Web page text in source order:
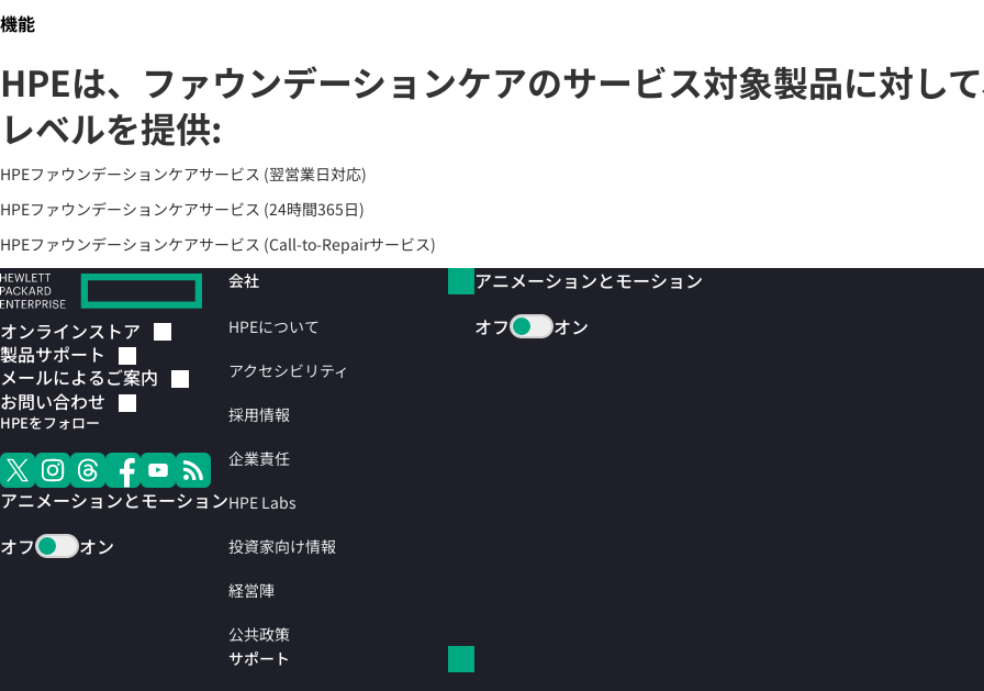
機能
HPEは、ファウンデーションケアのサービス対象製品に対し
レベルを提供:
HPEファウンデーションケアサービス (翌営業日対応)
HPEファウンデーションケアサービス (24時間365日)
HPEファウンデーションケアサービス (Call-to-Repairサービス)
オンラインストア
製品サポート
メールによるご案内
お問い合わせ
HPEをフォロー
アニメーションとモーション
オフ
オン
会社
HPEについて
アクセシビリティ
採用情報
企業責任
HPE Labs
投資家向け情報
経営陣
公共政策
サポート
アニメーションとモーション
オフ
オン